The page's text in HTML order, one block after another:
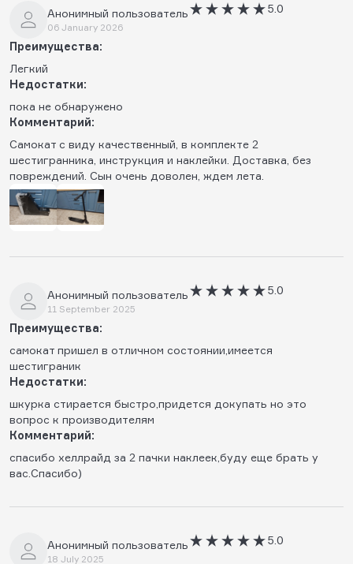
Анонимный пользователь
06 January 2026
5.0
Преимущества:
Легкий
Недостатки:
пока не обнаружено
Комментарий:
Самокат с виду качественный, в комплекте 2
шестигранника, инструкция и наклейки. Доставка, без
повреждений. Сын очень доволен, ждем лета.
Анонимный пользователь
11 September 2025
5.0
Преимущества:
самокат пришел в отличном состоянии,имеется
шестиграник
Недостатки:
шкурка стирается быстро,придется докупать но это
вопрос к производителям
Комментарий:
спасибо хеллрайд за 2 пачки наклеек,буду еще брать у
вас.Спасибо)
Анонимный пользователь
18 July 2025
5.0